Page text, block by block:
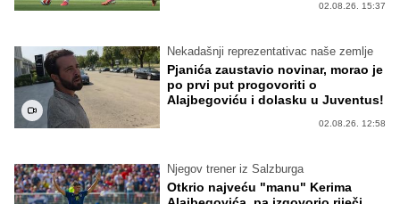
02.08.26. 15:37
Nekadašnji reprezentativac naše zemlje
Pjanića zaustavio novinar, morao je
po prvi put progovoriti o
Alajbegoviću i dolasku u Juventus!
02.08.26. 12:58
Njegov trener iz Salzburga
Otkrio najveću "manu" Kerima